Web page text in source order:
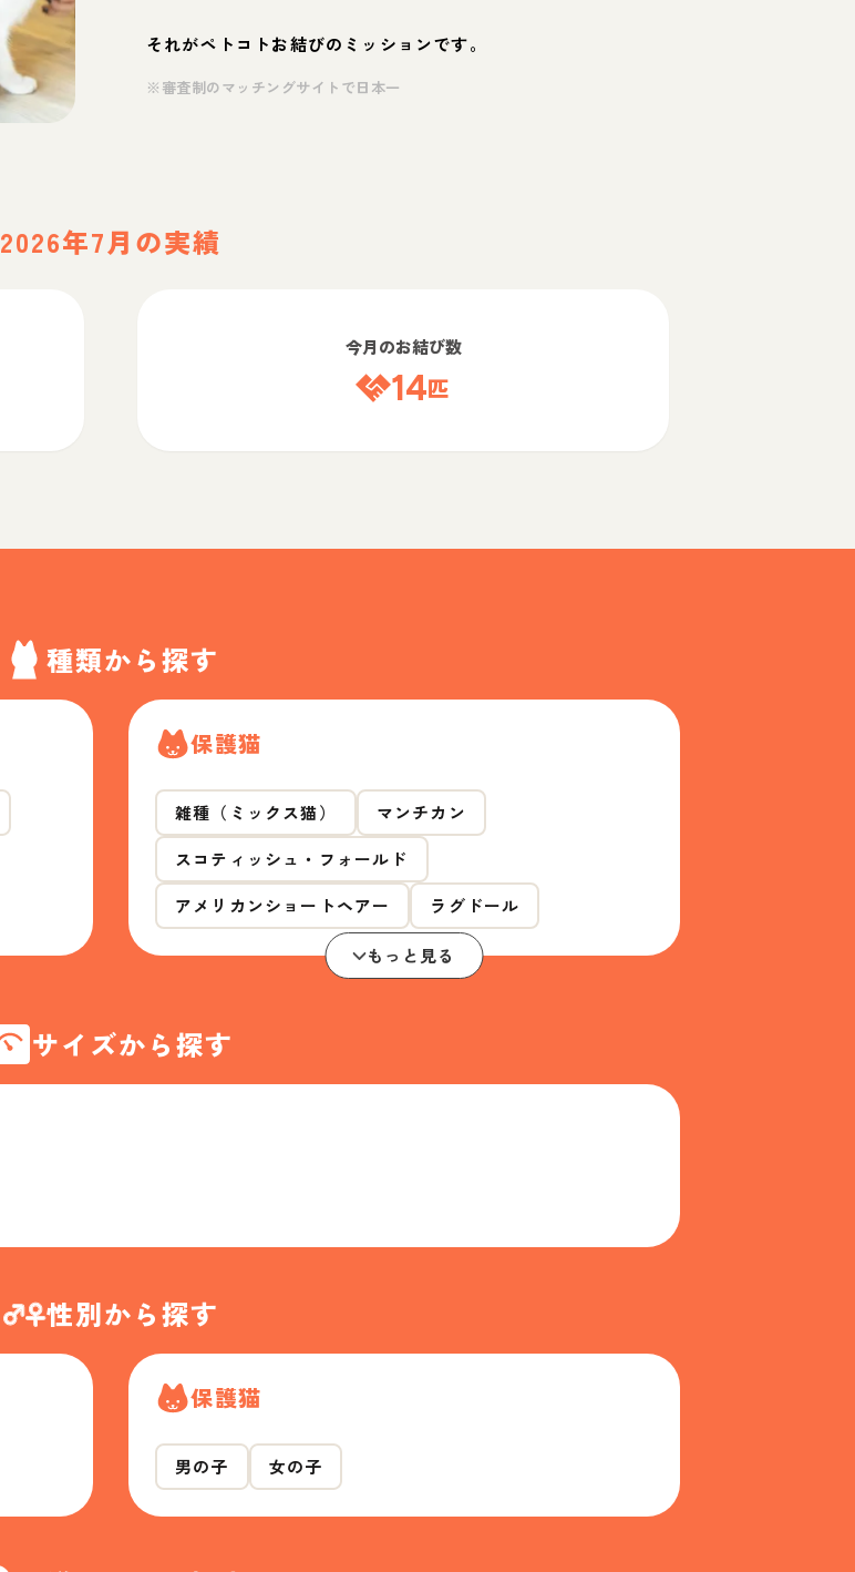
それがペトコトお結びのミッションです。
※審査制のマッチングサイトで日本一
2026年7月の実績
今月のお結び数
14匹
種類から探す
保護猫
雑種（ミックス猫）
マンチカン
スコティッシュ・フォールド
アメリカンショートヘアー
ラグドール
もっと見る
サイズから探す
性別から探す
保護猫
男の子 女の子